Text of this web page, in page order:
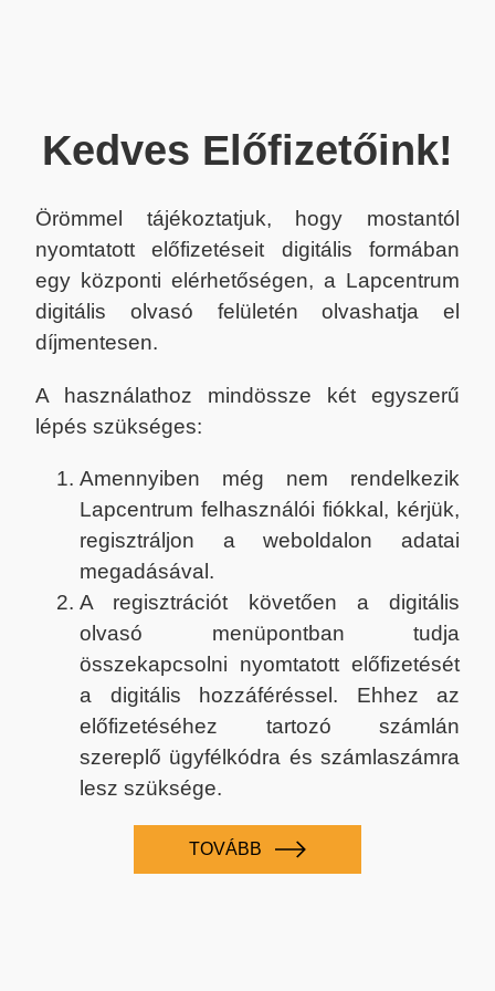
Kedves Előfizetőink!
Örömmel tájékoztatjuk, hogy mostantól
nyomtatott előfizetéseit digitális formában
egy központi elérhetőségen, a Lapcentrum
digitális olvasó felületén olvashatja el
díjmentesen.
A használathoz mindössze két egyszerű
lépés szükséges:
Amennyiben még nem rendelkezik
Lapcentrum felhasználói fiókkal, kérjük,
regisztráljon a weboldalon adatai
megadásával.
A regisztrációt követően a digitális
olvasó menüpontban tudja
összekapcsolni nyomtatott előfizetését
a digitális hozzáféréssel. Ehhez az
előfizetéséhez tartozó számlán
szereplő ügyfélkódra és számlaszámra
lesz szüksége.
TOVÁBB